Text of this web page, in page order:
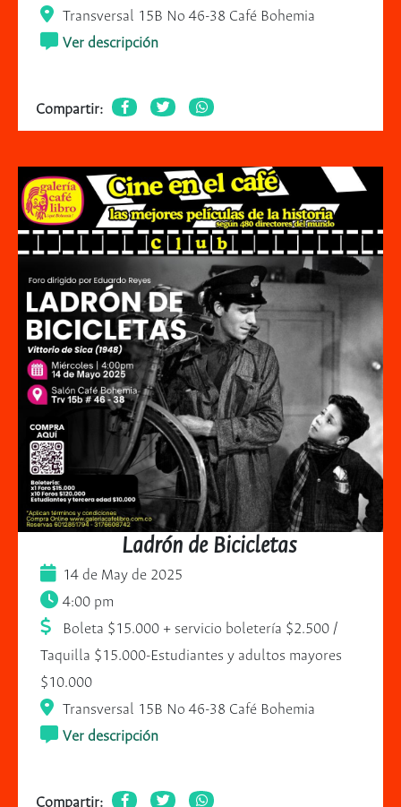
Transversal 15B No 46-38 Café Bohemia
Ver descripción
Compartir:
Ladrón de Bicicletas
14 de May de 2025
4:00 pm
Boleta $15.000 + servicio boletería $2.500 /
Taquilla $15.000-Estudiantes y adultos mayores
$10.000
Transversal 15B No 46-38 Café Bohemia
Ver descripción
Compartir: